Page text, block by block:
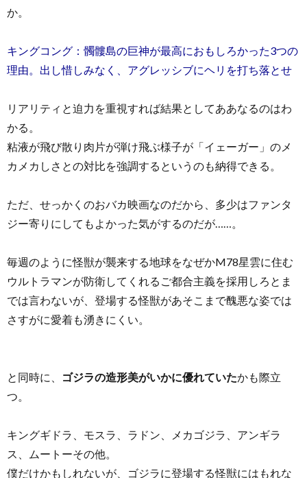
か。
キングコング：髑髏島の巨神が最高におもしろかった3つの
理由。出し惜しみなく、アグレッシブにヘリを打ち落とせ
リアリティと迫力を重視すれば結果としてああなるのはわ
かる。
粘液が飛び散り肉片が弾け飛ぶ様子が「イェーガー」のメ
カメカしさとの対比を強調するというのも納得できる。
ただ、せっかくのおバカ映画なのだから、多少はファンタ
ジー寄りにしてもよかった気がするのだが……。
毎週のように怪獣が襲来する地球をなぜかM78星雲に住む
ウルトラマンが防衛してくれるご都合主義を採用しろとま
では言わないが、登場する怪獣があそこまで醜悪な姿では
さすがに愛着も湧きにくい。
と同時に、 ゴジラの造形美がいかに優れていたかも際立
つ。
キングギドラ、モスラ、ラドン、メカゴジラ、アンギラ
ス、ムートーその他。
僕だけかもしれないが、ゴジラに登場する怪獣にはもれな